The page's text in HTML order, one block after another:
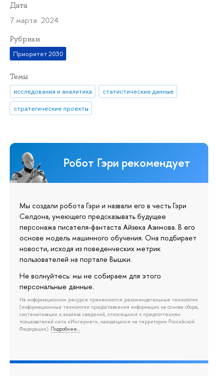
Дата
7 марта 2024
Рубрики
Приоритет 2030
Темы
исследования и аналитика
статистические данные
стратегические проекты
Робот Гэри рекомендует
Мы создали робота Гэри и назвали его в честь Гэри
Селдона, умеющего предсказывать будущее
персонажа писателя-фантаста Айзека Азимова. В его
основе модель машинного обучения. Она подбирает
новости, исходя из поведенческих метрик
пользователей на портале Вышки.
Не волнуйтесь: мы не собираем для этого
персональные данные.
На информационном ресурсе применяются рекомендательные технологии
(информационные технологии предоставления информации на основе сбора,
систематизации и анализа сведений, относящихся к предпочтениям
пользователей сети «Интернет», находящихся на территории Российской
Федерации). Подробнее…